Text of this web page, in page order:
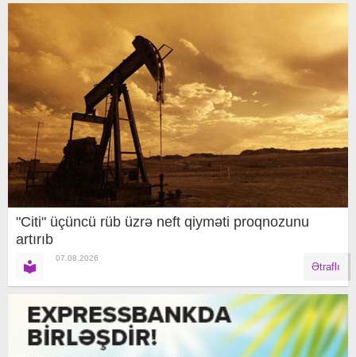
"Citi" üçüncü rüb üzrə neft qiyməti proqnozunu
artırıb
07.08.2026
Ətraflı